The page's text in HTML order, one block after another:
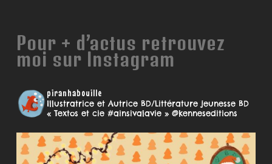
Pour + d’actus retrouvez
moi sur Instagram
piranhabouille
Illustratrice et Autrice BD/Littérature jeunesseBD
« Textos et cie #ainsivalavie » @kenneseditions